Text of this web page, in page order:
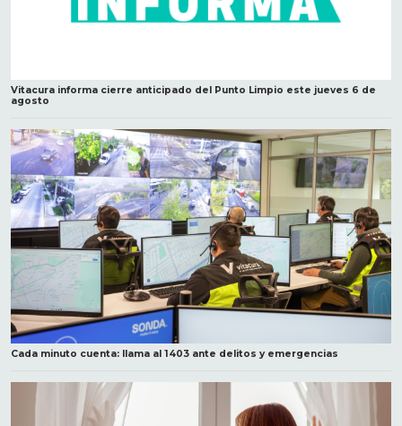
Vitacura informa cierre anticipado del Punto Limpio este jueves 6 de
agosto
Cada minuto cuenta: llama al 1403 ante delitos y emergencias